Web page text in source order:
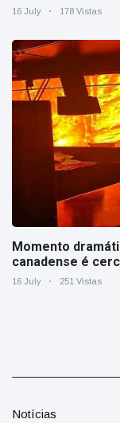
16 July 178 Vistas
Momento
canadense é
Ontário
16 July 251 Vistas
Notícias